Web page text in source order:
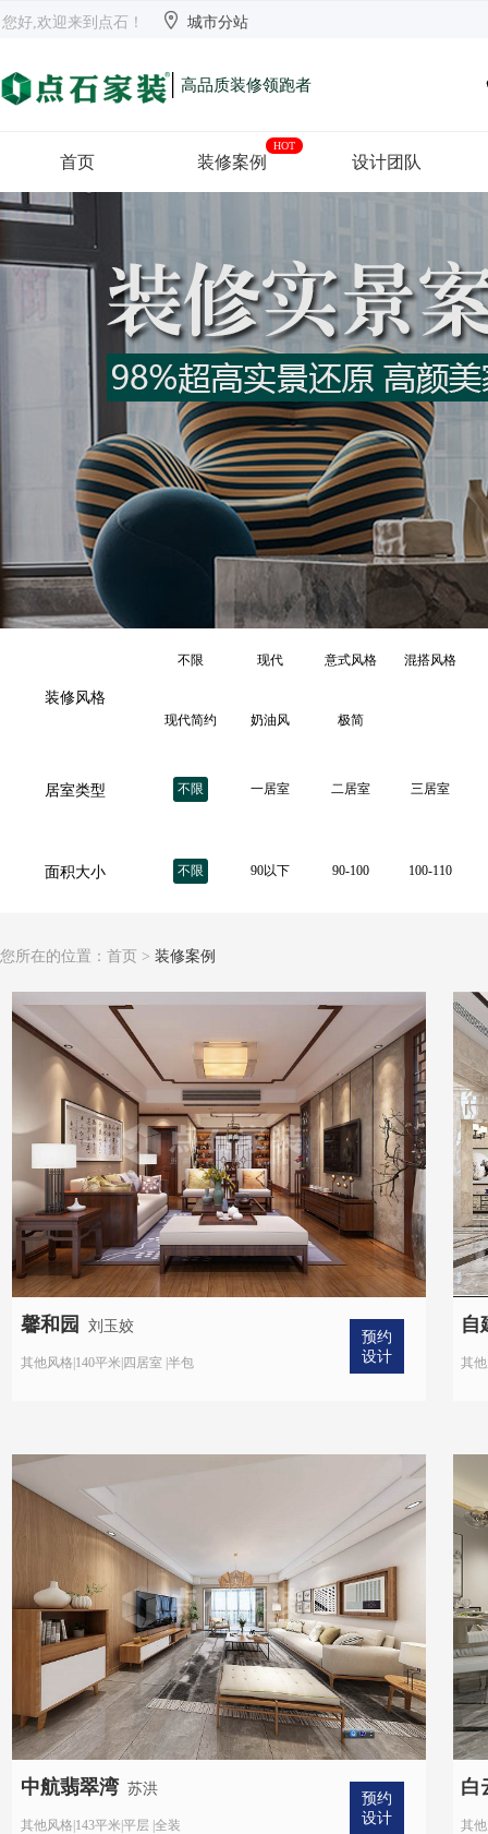
欢迎来到点石  长沙 【切换】
您好,欢迎来到点石！  城市分站
| 高品质装修领跑者
首页 装修案例
HOT
设计团队
装修风格
不限 现代 意式风格 混搭风格
现代简约 奶油风 极简
居室类型 不限 一居室 二居室 三居室
面积大小 不限 90以下 90-100 100-110
您所在的位置： 首页 > 装修案例
预约
设计
馨和园 刘玉姣
其他风格|140平米|四居室 |半包
自
其
预约
设计
中航翡翠湾苏洪
其他风格|143平米|平层 |全装
白
其